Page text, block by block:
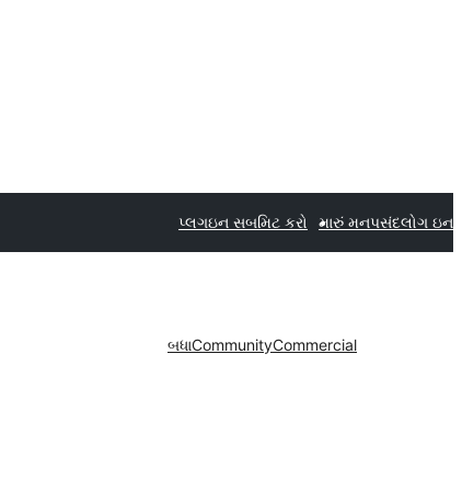
પ્લગઇન સબમિટ કરો મારું મનપસંદલોગ ઇન
બધાCommunityCommercial